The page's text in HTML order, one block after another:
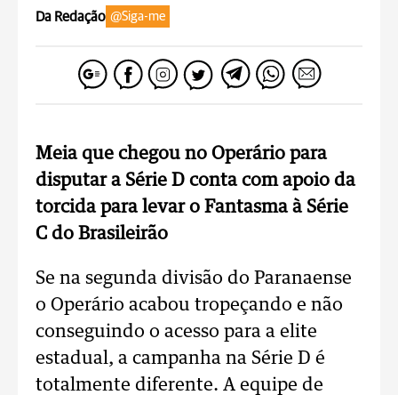
Da Redação @Siga-me
Meia que chegou no Operário para
disputar a Série D conta com apoio da
torcida para levar o Fantasma à Série
C do Brasileirão
Se na segunda divisão do Paranaense
o Operário acabou tropeçando e não
conseguindo o acesso para a elite
estadual, a campanha na Série D é
totalmente diferente. A equipe de